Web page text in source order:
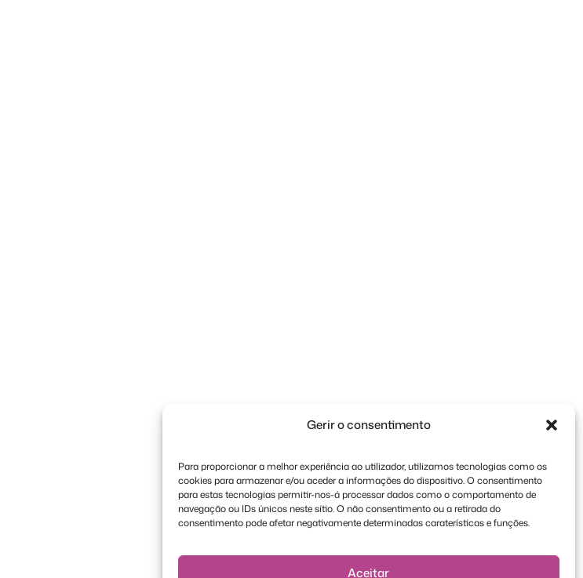
Gerir o consentimento
Para proporcionar a melhor experiência ao utilizador, utilizamos tecnologias como os
cookies para armazenar e/ou aceder a informações do dispositivo. O consentimento
para estas tecnologias permitir-nos-á processar dados como o comportamento de
navegação ou IDs únicos neste sítio. O não consentimento ou a retirada do
consentimento pode afetar negativamente determinadas caraterísticas e funções.
Aceitar